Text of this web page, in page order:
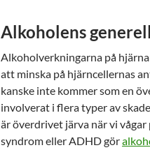
Alkoholens
Alkoholverkningarna på
att minska på hjärncellernas
kanske inte kommer som en
involverat i flera typer av
är överdrivet järva när vi vågar
syndrom eller ADHD gör